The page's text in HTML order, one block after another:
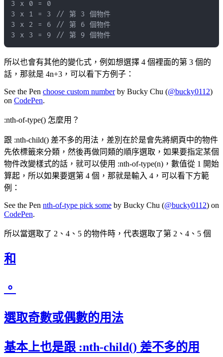
3 x 3 = 9 // 第 9 個物件
所以也會有其他的變化式，例如想選擇 4 個裡面的第 3 個的
話，那就是 4n+3，可以看下方例子：
See the Pen choose custom numberby Bucky Chu (@bucky0112)
on CodePen.
:nth-of-type() 怎麼用？
跟 :nth-child() 差不多的用法，差別在於是會先將網頁中的物件
先依標籤來分類，然後再做同類的順序選取，如果要指定某個
物件改變樣式的話，就可以使用 :nth-of-type(n)，數值從 1 開始
算起，所以如果要選第 4 個，那就是輸入 4，可以看下方範
例：
See the Pen nth-of-type pick some by Bucky Chu (@bucky0112) on
CodePen.
所以當選取了 2、4、5 的物件時，代表選取了第 2、4、5 個
和
。
選取奇數或偶數的用法
基本上也是跟 :nth-child() 差不多的用